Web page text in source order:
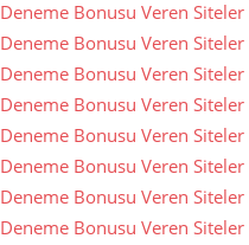
Deneme Bonusu Veren Siteler
Deneme Bonusu Veren Siteler
Deneme Bonusu Veren Siteler
Deneme Bonusu Veren Siteler
Deneme Bonusu Veren Siteler
Deneme Bonusu Veren Siteler
Deneme Bonusu Veren Siteler
Deneme Bonusu Veren Siteler